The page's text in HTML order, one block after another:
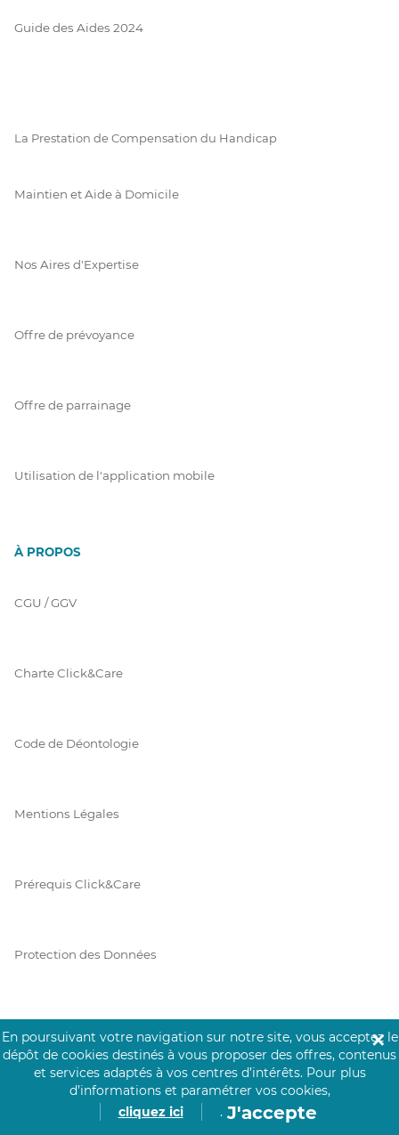
Guide des Aides 2024
La Prestation de Compensation du Handicap
Maintien et Aide à Domicile
Nos Aires d'Expertise
Offre de prévoyance
Offre de parrainage
Utilisation de l'application mobile
À PROPOS
CGU / GGV
Charte Click&Care
Code de Déontologie
Mentions Légales
Prérequis Click&Care
Protection des Données
PAIEMENT SÉCURISÉ
En poursuivant votre navigation sur notre site, vous acceptez le
dépôt de cookies destinés à vous proposer des offres, contenus
et services adaptés à vos centres d’intérêts. Pour plus
d’informations et paramétrer vos cookies,
cliquez ici
. J'accepte
✕